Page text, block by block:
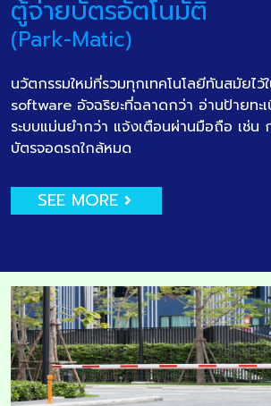
ตู้จ่ายบัตรอัตโนมัติ
(Park-Matic)
นวัตกรรมใหม่ที่รวมทุกเทคโนโลยีทันสมัยไว้
software อัจฉริยะที่ฉลาดกว่า อ่านป้ายทะ
ระบบแม่นยำกว่า แจ้งเตือนผ่านมือถือ เช่น
บัตรจอดรถใกล้หมด
SEE MORE